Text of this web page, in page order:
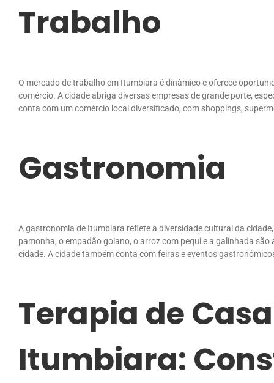
Trabalho
O mercado de trabalho em Itumbiara é dinâmico e oferece
comércio. A cidade abriga diversas empresas de grande porte,
conta com um comércio local diversificado, com shoppings,
Gastronomia
A gastronomia de Itumbiara reflete a diversidade cultural da
pamonha, o empadão goiano, o arroz com pequi e a galinhada
cidade. A cidade também conta com feiras e eventos
Terapia de
Itumbiara: